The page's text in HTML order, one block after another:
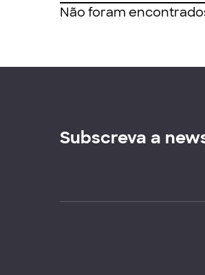
Não foram
Subscreva a